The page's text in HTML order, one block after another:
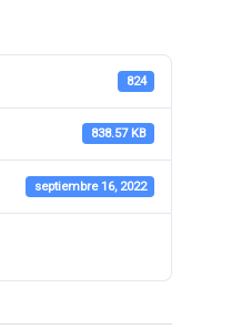
824
838.57 KB
septiembre 16, 2022